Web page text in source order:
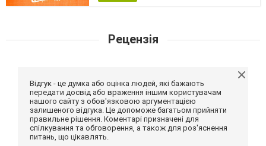
Рецензія
Відгук - це думка або оцінка людей, які бажають
передати досвід або враження іншим користувачам
нашого сайту з обов'язковою аргументацією
залишеного відгука. Це допоможе багатьом прийняти
правильне рішення. Коментарі призначені для
спілкування та обговорення, а також для роз'яснення
питань, що цікавлять.